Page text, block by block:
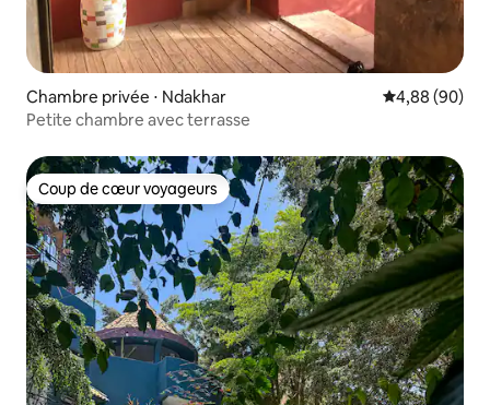
Chambre privée ⋅ Ndakhar Évaluation
4,88 (90)
Petite chambre avec terrasse
Coup de cœur voyageurs
Coup de cœur voyageurs